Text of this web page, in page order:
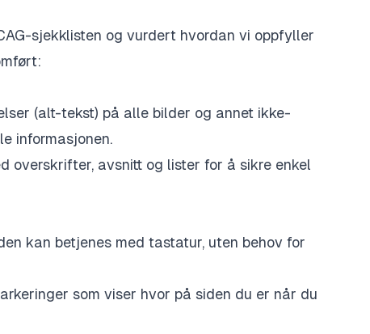
sjekklisten og vurdert hvordan vi oppfyller
(alt-tekst) på alle bilder og annet ikke-
informasjonen.
overskrifter, avsnitt og lister for å sikre enkel
kan betjenes med tastatur, uten behov for
som viser hvor på siden du er når du